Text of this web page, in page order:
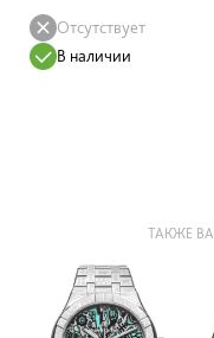
Отсутствует
В наличии
ТАКЖЕ